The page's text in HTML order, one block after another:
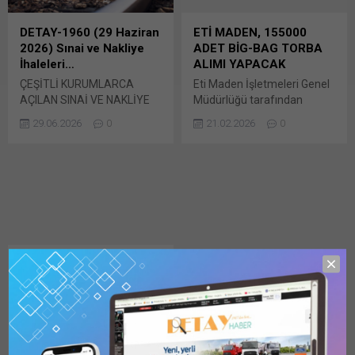
Linkedln üzerinden
paylaşmak için tıklayın (Yeni
pencerede açılır) LinkedIn
WhatsApp'ta paylaşmak için
açılır) WhatsApp
Facebook'ta paylaşmak için
tıklayın (Yeni...
pencerede açılır) LinkedIn
WhatsApp'ta paylaşmak için
tıklayın (Yeni pencerede
Facebook'ta paylaşmak için
tıklayın (Yeni...
DETAY-1960 (29 Haziran
2026) Sınai ve Nakliye
İhaleleri…
ÇEŞİTLİ KURUMLARCA
AÇILAN SINAİ VE NAKLİYE
ASİT ALACAK Türkiye Şeker
üzerinden paylaşmak için
tıklayın (Yeni pencerede
açılır) LinkedIn WhatsApp'ta
paylaşmak için tıklayın (Yeni
pencerede açılır) WhatsApp
Facebook'ta paylaşmak için
29.06.2026 0
ETİ MADEN, 155000
ADET BİG-BAG TORBA
ALIMI YAPACAK
Eti Maden İşletmeleri Genel
Müdürlüğü tarafından
2026/257132 İKN numaralı
WhatsApp'ta paylaşmak için
tıklayın (Yeni pencerede
açılır) WhatsApp
Facebook'ta paylaşmak için
tıklayın (Yeni...
21.02.2026 0
AFYONKARAHİSAR
BELEDİYESİ, 400 TON
ALÜMİNYUM SÜLFAT
ALIMI YAPACAK
Afyonkarahisar Belediyesi
Su ve Kanalizasyon